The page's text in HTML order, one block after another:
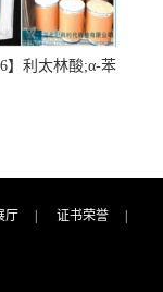
6】利太林酸;α-苯
支持定制；检
厅 证书荣誉